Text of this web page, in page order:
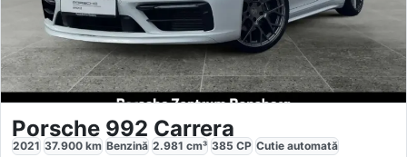
Porsche 992 Carrera
2021 37.900 km Benzină 2.981 cm³ 385 CP Cutie automată